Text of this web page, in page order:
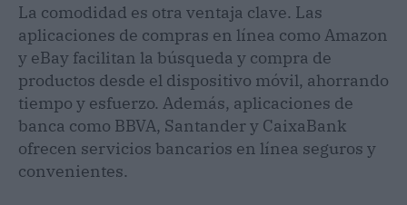
La comodidad es otra ventaja clave. Las
aplicaciones de compras en línea como Amazon
y eBay facilitan la búsqueda y compra de
productos desde el dispositivo móvil, ahorrando
tiempo y esfuerzo. Además, aplicaciones de
banca como BBVA, Santander y CaixaBank
ofrecen servicios bancarios en línea seguros y
convenientes.